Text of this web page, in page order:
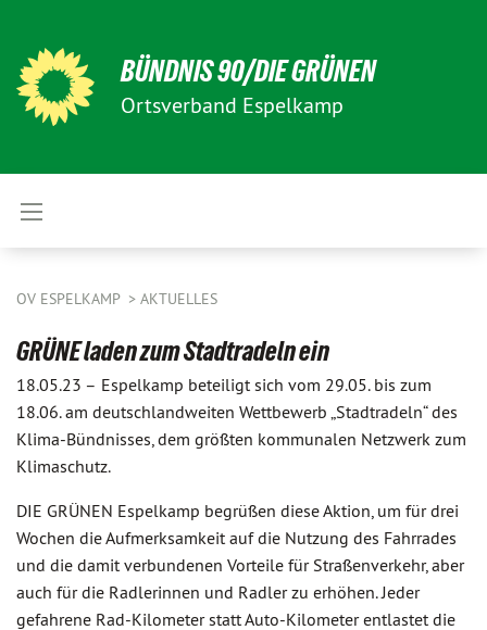
BÜNDNIS 90/DIE GRÜNEN
Ortsverband Espelkamp
OV ESPELKAMP AKTUELLES
GRÜNE laden zum Stadtradeln ein
18.05.23 – Espelkamp beteiligt sich vom 29.05. bis zum
18.06. am deutschlandweiten Wettbewerb „Stadtradeln“ des
Klima-Bündnisses, dem größten kommunalen Netzwerk zum
Klimaschutz.
DIE GRÜNEN Espelkamp begrüßen diese Aktion, um für drei
Wochen die Aufmerksamkeit auf die Nutzung des Fahrrades
und die damit verbundenen Vorteile für Straßenverkehr, aber
auch für die Radlerinnen und Radler zu erhöhen. Jeder
gefahrene Rad-Kilometer statt Auto-Kilometer entlastet die